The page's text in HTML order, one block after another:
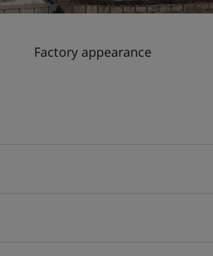
Factory appearance